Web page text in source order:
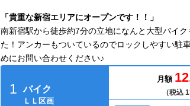
「貴重な新宿エリアにオープンです！！」
南新宿駅から徒歩約7分の立地になんと大型バイ
た！アンカーもついているのでロックしやすい駐
めにお問い合わせください♪
1 バイク
ＬＬ区画
月額
（税込